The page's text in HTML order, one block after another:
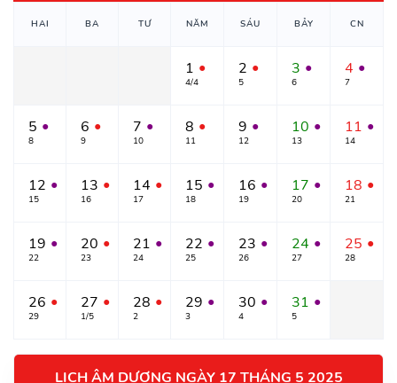
HAI BA TƯ NĂM SÁU BẢY CN
1 ●
4/4
2 ●
5
3 ●
6
4 ●
7
5 ●
8
6 ●
9
7 ●
10
8 ●
11
9 ●
12
10 ●
13
11 ●
14
12 ●
15
13 ●
16
14 ●
17
15 ●
18
16 ●
19
17 ●
20
18 ●
21
19 ●
22
20 ●
23
21 ●
24
22 ●
25
23 ●
26
24 ●
27
25 ●
28
26 ●
29
27 ●
1/5
28 ●
2
29 ●
3
30 ●
4
31 ●
5
LỊCH ÂM DƯƠNG NGÀY 17 THÁNG 5 2025